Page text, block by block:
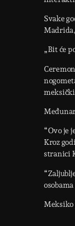
Svake
„Bit će
“Ovo je
Kroz
stranici
Meksiko